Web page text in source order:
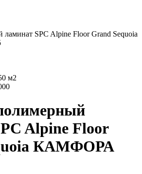
SPC Alpine Floor Grand Sequoia
м2
00
Alpine Floor
КАМФОРА